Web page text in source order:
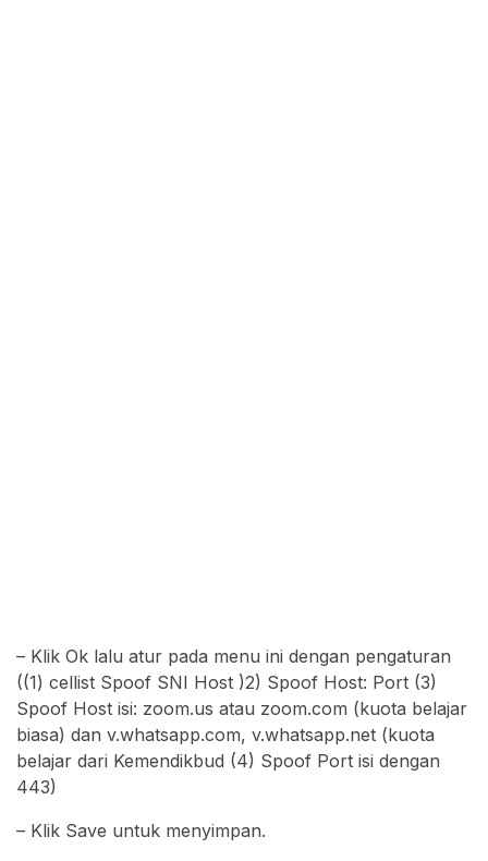
– Klik Ok lalu atur pada menu ini dengan pengaturan
((1) cellist Spoof SNI Host )2) Spoof Host: Port (3)
Spoof Host isi: zoom.us atau zoom.com (kuota belajar
biasa) dan v.whatsapp.com, v.whatsapp.net (kuota
belajar dari Kemendikbud (4) Spoof Port isi dengan
443)
– Klik Save untuk menyimpan.